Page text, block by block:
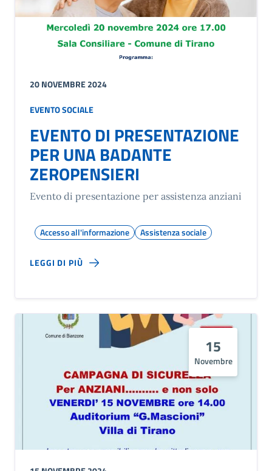
20 NOVEMBRE 2024
EVENTO SOCIALE
EVENTO DI PRESENTAZIONE
PER UNA BADANTE
ZEROPENSIERI
Evento di presentazione per assistenza anziani
Accesso all'informazione Assistenza sociale
LEGGI DI PIÙ
15
Novembre